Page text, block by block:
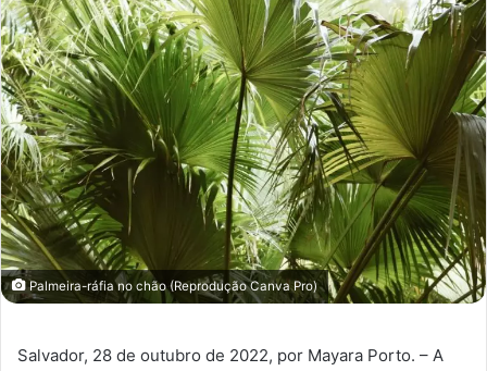
Palmeira-ráfia no chão (Reprodução Canva Pro)
Salvador, 28 de outubro de 2022, por Mayara Porto. – A